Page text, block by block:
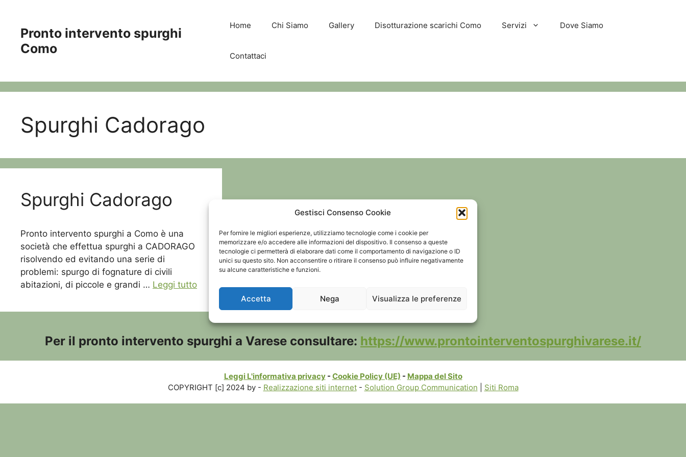
Gestisci Consenso Cookie
Per fornire le migliori esperienze, utilizziamo tecnologie come i cookie per
memorizzare e/o accedere alle informazioni del dispositivo. Il consenso a queste
tecnologie ci permetterà di elaborare dati come il comportamento di navigazione o ID
unici su questo sito. Non acconsentire o ritirare il consenso può influire negativamente
su alcune caratteristiche e funzioni.
Accetta Nega Visualizza le preferenze
contenutoPronto intervento spurghi
Como
Home Chi Siamo Gallery Disotturazione scarichi Como Servizi Dove Siamo
Contattaci
Spurghi Cadorago
Spurghi Cadorago
Pronto intervento spurghi a Como è una
società che effettua spurghi a CADORAGO
risolvendo ed evitando una serie di
problemi: spurgo di fognature di civili
abitazioni, di piccole e grandi … Leggi tutto
Per il pronto intervento spurghi a Varese consultare: https://www.prontointerventospurghivarese.it/
Leggi L'informativa privacy- Cookie Policy (UE) - Mappa del Sito
COPYRIGHT [c] 2024 by - Realizzazione siti internet- Solution Group Communication Siti Roma